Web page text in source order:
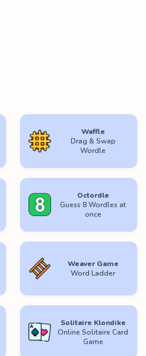
Waffle
Drag & Swap
Wordle
Octordle
Guess 8 Wordles at
once
Weaver Game
Word Ladder
Solitaire Klondike
Online Solitaire Card
Game